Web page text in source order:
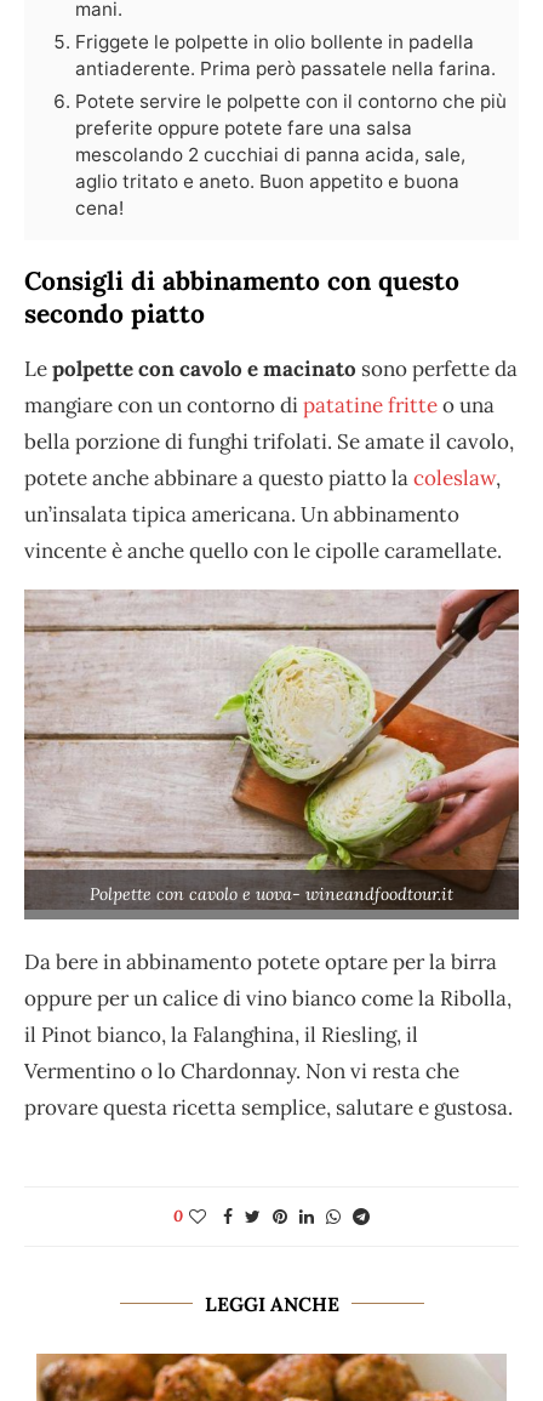
mani.
Friggete le polpette in olio bollente in padella
antiaderente. Prima però passatele nella farina.
Potete servire le polpette con il contorno che più
preferite oppure potete fare una salsa
mescolando 2 cucchiai di panna acida, sale,
aglio tritato e aneto. Buon appetito e buona
cena!
Consigli di abbinamento con questo
secondo piatto
Lepolpette con cavolo e macinato sono perfette da
mangiare con un contorno dipatatine fritteo una
bella porzione di funghi trifolati. Se amate il cavolo,
potete anche abbinare a questo piatto lacoleslaw,
un’insalata tipica americana. Un abbinamento
vincente è anche quello con le cipolle caramellate.
Polpette con cavolo e uova- wineandfoodtour.it
Da bere in abbinamento potete optare per la birra
oppure per un calice di vino bianco come la Ribolla,
il Pinot bianco, la Falanghina, il Riesling, il
Vermentino o lo Chardonnay. Non vi resta che
provare questa ricetta semplice, salutare e gustosa.
0
LEGGI ANCHE